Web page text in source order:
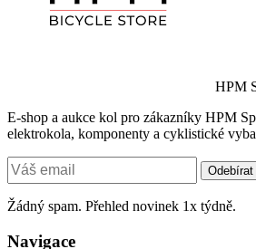
HPM
E-shop a aukce kol pro zákazníky HPM
elektrokola, komponenty a cyklistické
Odebírat
Žádný spam. Přehled novinek 1x týdně.
Navigace